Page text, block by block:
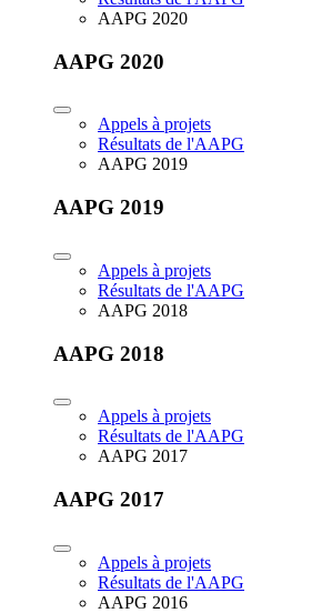
AAPG 2020
AAPG 2020
Appels à projets
Résultats de l'AAPG
AAPG 2019
AAPG 2019
Appels à projets
Résultats de l'AAPG
AAPG 2018
AAPG 2018
Appels à projets
Résultats de l'AAPG
AAPG 2017
AAPG 2017
Appels à projets
Résultats de l'AAPG
AAPG 2016